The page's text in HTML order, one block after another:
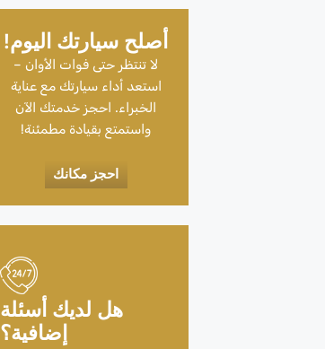
أصلح سيارتك اليوم!
لا تنتظر حتى فوات الأوان –
استعد أداء سيارتك مع عناية
الخبراء. احجز خدمتك الآن
واستمتع بقيادة مطمئنة!
احجز مكانك
هل لديك أسئلة
إضافية؟